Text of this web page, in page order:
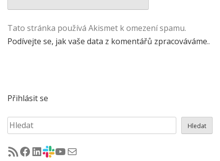
Tato stránka používá Akismet k omezení spamu.
Podívejte se, jak vaše data z komentářů zpracováváme..
Přihlásit se
Hledat Hledat
RSS - články na jug.cz
Facebook skupina Czech Java User Group
LinkedIn skupina Czech Java User Group
CZJUG Slack fórum
CZJUG YouTube kanálCZJUG email